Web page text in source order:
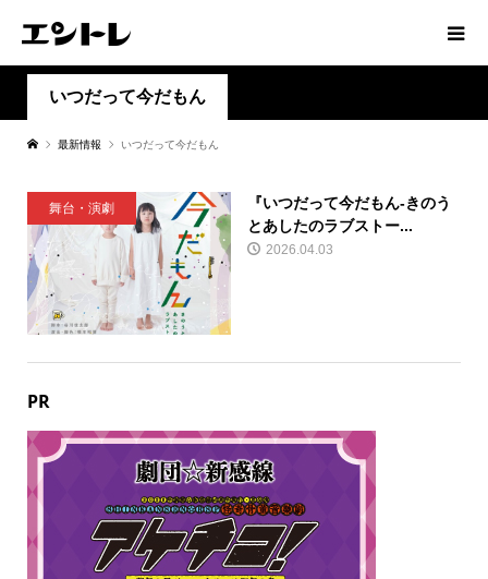
いつだって今だもん
最新情報 いつだって今だもん
舞台・演劇
『いつだって今だもん-きのう
とあしたのラブストー...
2026.04.03
PR